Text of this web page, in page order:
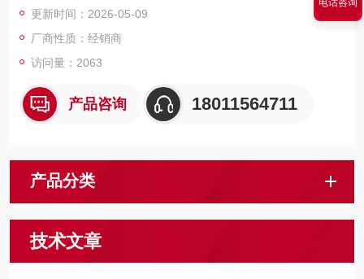
更新时间：2026-05-09
厂商性质：经销商
访问量：2063
产品咨询 18011564711
产品分类
技术文章
电话咨询